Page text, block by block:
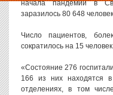
начала пандемии в
заразилось 80 648
Число пациентов,
сократилось на 15
«Состояние 276
166 из них находятся в
отделениях, в том